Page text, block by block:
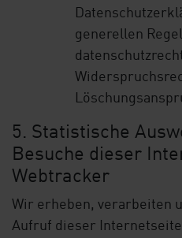
generellen
5. Statistische
Besuche dieser
Webtracker
Wir erheben, verarbeiten
Aufruf dieser